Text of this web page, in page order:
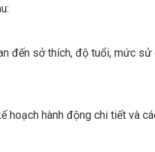
đến sở thích, độ tuổi, mức
hoạch hành động chi tiết và